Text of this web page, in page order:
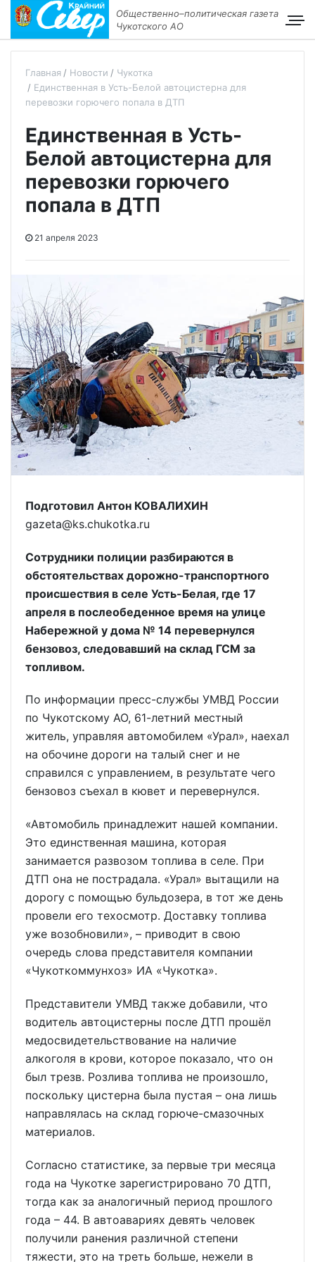
Общественно–политическая газета
Чукотского АО
Главная Новости
Чукотка
Единственная в Усть-Белой автоцистерна для
перевозки горючего попала в ДТП
Единственная в Усть-
Белой автоцистерна для
перевозки горючего
попала в ДТП
21 апреля 2023
Подготовил Антон КОВАЛИХИН
gazeta@ks.chukotka.ru
Сотрудники полиции разбираются в
обстоятельствах дорожно-транспортного
происшествия в селе Усть-Белая, где 17
апреля в послеобеденное время на улице
Набережной у дома № 14 перевернулся
бензовоз, следовавший на склад ГСМ за
топливом.
По информации пресс-службы УМВД России
по Чукотскому АО, 61-летний местный
житель, управляя автомобилем «Урал», наехал
на обочине дороги на талый снег и не
справился с управлением, в результате чего
бензовоз съехал в кювет и перевернулся.
«Автомобиль принадлежит нашей компании.
Это единственная машина, которая
занимается развозом топлива в селе. При
ДТП она не пострадала. «Урал» вытащили на
дорогу с помощью бульдозера, в тот же день
провели его техосмотр. Доставку топлива
уже возобновили», – приводит в свою
очередь слова представителя компании
«Чукоткоммунхоз» ИА «Чукотка».
Представители УМВД также добавили, что
водитель автоцистерны после ДТП прошёл
медосвидетельствование на наличие
алкоголя в крови, которое показало, что он
был трезв. Розлива топлива не произошло,
поскольку цистерна была пустая – она лишь
направлялась на склад горюче-смазочных
материалов.
Согласно статистике, за первые три месяца
года на Чукотке зарегистрировано 70 ДТП,
тогда как за аналогичный период прошлого
года – 44. В автоавариях девять человек
получили ранения различной степени
тяжести, это на треть больше, нежели в